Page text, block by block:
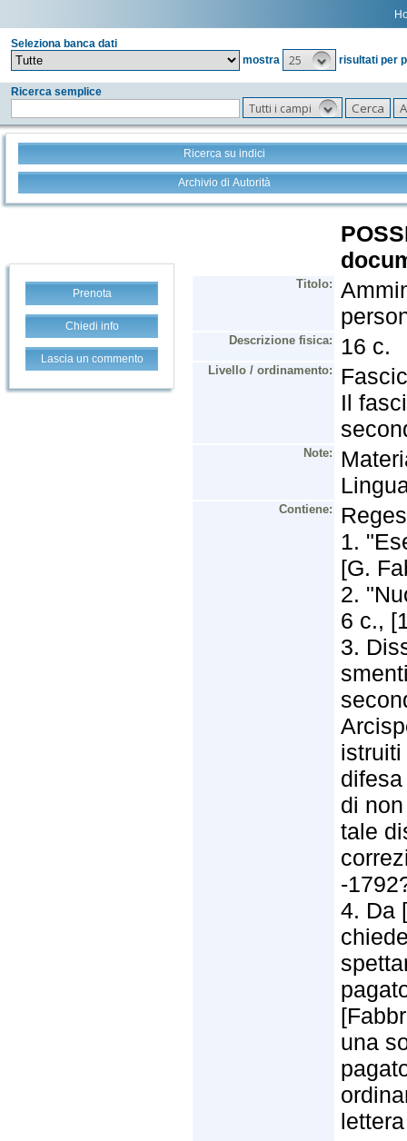
Seleziona banca dati
mostra
25 risultati per
Ricerca semplice
Tutti i campi
Ricerca su indici
Archivio di Autorità
Prenota
Chiedi info
Lascia un commento